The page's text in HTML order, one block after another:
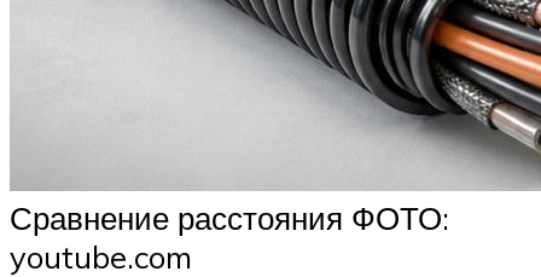
Сравнение расстояния ФОТО:
youtube.com